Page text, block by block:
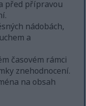
před přípravou
nádobách,
a
časovém rámci
znehodnocení.
na obsah